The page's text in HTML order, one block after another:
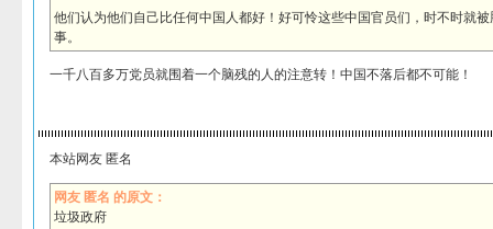
他们认为他们自己比任何中国人都好！好可怜这些中国官员们，时不时就
事。
一千八百多万党员就围着一个脑残的人的注意转！中国不落后都不可能！
本站网友 匿名
网友 匿名 的原文：
垃圾政府